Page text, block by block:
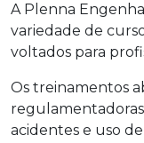
A Plenna
variedade de
voltados para
Os treinamentos
acidentes e uso